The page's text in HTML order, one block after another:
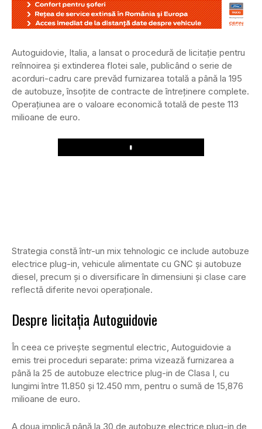
Autoguidovie, Italia, a lansat o procedură de licitație pentru
reînnoirea și extinderea flotei sale, publicând o serie de
acorduri-cadru care prevăd furnizarea totală a până la 195
de autobuze, însoțite de contracte de întreținere complete.
Operațiunea are o valoare economică totală de peste 113
milioane de euro.
Play
Strategia constă într-un mix tehnologic ce include autobuze
electrice plug-in, vehicule alimentate cu GNC și autobuze
diesel, precum și o diversificare în dimensiuni și clase care
reflectă diferite nevoi operaționale.
Despre licitația Autoguidovie
În ceea ce privește segmentul electric, Autoguidovie a
emis trei proceduri separate: prima vizează furnizarea a
până la 25 de autobuze electrice plug-in de Clasa I, cu
lungimi între 11.850 și 12.450 mm, pentru o sumă de 15,876
milioane de euro.
A doua implică până la 30 de autobuze electrice plug-in de